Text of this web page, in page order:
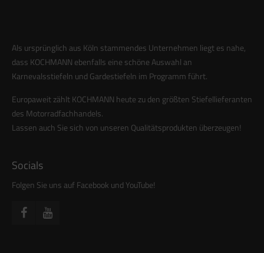
Als ursprünglich aus Köln stammendes Unternehmen liegt es nahe,
dass KOCHMANN ebenfalls eine schöne Auswahl an
Karnevalsstiefeln und Gardestiefeln im Programm führt.
Europaweit zählt KOCHMANN heute zu den größten Stiefellieferanten
des Motorradfachhandels.
Lassen auch Sie sich von unseren Qualitätsprodukten überzeugen!
Socials
Folgen Sie uns auf Facebook und YouTube!